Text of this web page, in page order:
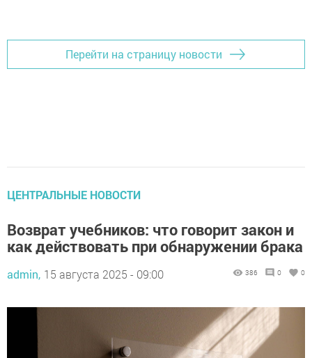
Перейти на страницу новости
ЦЕНТРАЛЬНЫЕ НОВОСТИ
Возврат учебников: что говорит закон и
как действовать при обнаружении брака
admin, 15 августа 2025 - 09:00 386 0 0